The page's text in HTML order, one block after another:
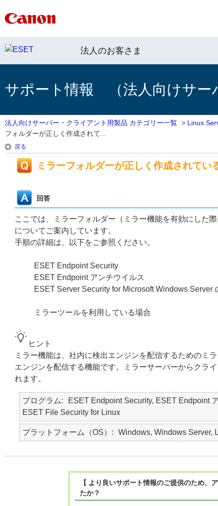
法人のお客さま
サポート情報 （法人向けサー
法人向けサーバー・クライアント用製品 カテゴリー一覧 > Linux
フォルダーが正しく作成されて...
戻る
ミラーフォルダーが正しく作成されてい
回答
ここでは、ミラーフォルダー（ミラー機能を有効にした
についてご案内しています。
手順の詳細は、以下をご参照ください。
ESET Endpoint Security
ESET Endpoint アンチウイルス
ESET Server Security for Microsoft Windows Server
ミラーツールを利用している場合
ヒント
ミラー機能は、社内に検出エンジンを配信するためのミ
エンジンを配信する機能です。ミラーサーバーからクラ
れます。
プログラム
ESET Endpoint Security, ESET Endpoint
ESET File Security for Linux
プラットフォーム（OS） Windows, Windows Server,
【 より良いサポート情報のご提供のため
たか？